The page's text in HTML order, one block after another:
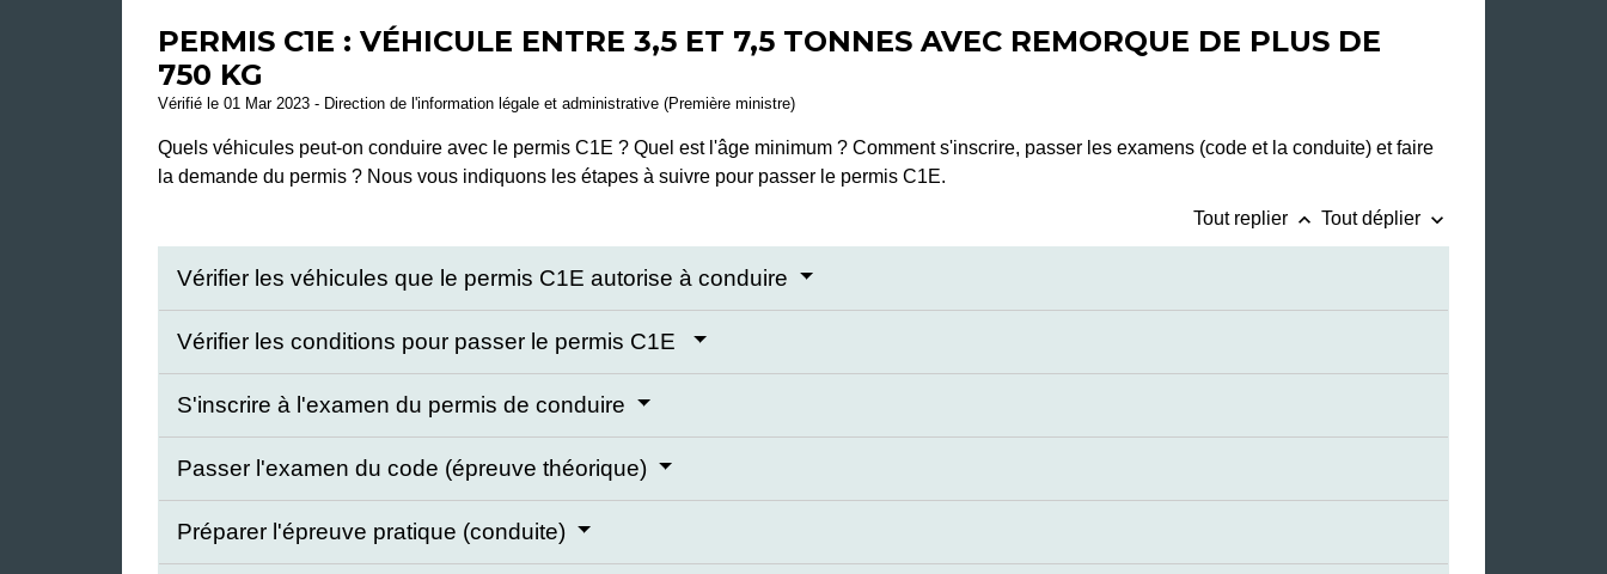
PERMIS C1E : VÉHICULE ENTRE 3,5 ET 7,5 TONNES AVEC REMORQUE DE PLUS DE
750 KG
Vérifié le 01 Mar 2023 - Direction de l'information légale et administrative (Première ministre)
Quels véhicules peut-on conduire avec le permis C1E ? Quel est l'âge minimum ? Comment s'inscrire, passer les examens (code et la conduite) et faire
la demande du permis ? Nous vous indiquons les étapes à suivre pour passer le permis C1E.
Tout replier keyboard_arrow_up Tout déplier keyboard_arrow_down
Vérifier les véhicules que le permis C1E autorise à conduire
Vérifier les conditions pour passer le permis C1E
S'inscrire à l'examen du permis de conduire
Passer l'examen du code (épreuve théorique)
Préparer l'épreuve pratique (conduite)